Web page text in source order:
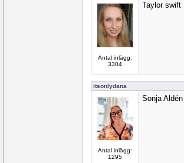
Antal inlägg:
3304
Taylor swift
itsonlydana
Antal inlägg:
1295
Sonja Aldén